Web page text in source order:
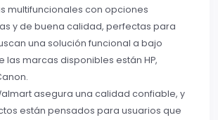
multifuncionales con opciones
y de buena calidad, perfectas para
una solución funcional a bajo
las marcas disponibles están HP,
asegura una calidad confiable, y
están pensados para usuarios que